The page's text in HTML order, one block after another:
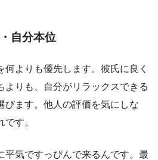
自分本位
よりも優先します。彼氏に良く
よりも、自分がリラックスできる
びます。他人の評価を気にしな
す。
平気ですっぴんで来るんです。最